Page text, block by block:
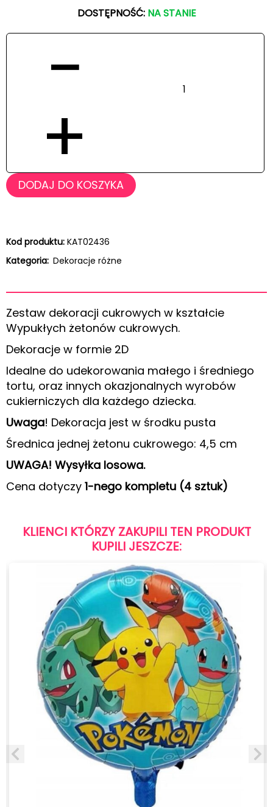
DOSTĘPNOŚĆ: NA STANIE
−
+
DODAJ DO KOSZYKA
Kod produktu: KAT02436
Kategoria: Dekoracje różne
Zestaw dekoracji cukrowych w kształcie
Wypukłych żetonów cukrowych.
Dekoracje w formie 2D
Idealne do udekorowania małego i średniego
tortu, oraz innych okazjonalnych wyrobów
cukierniczych dla każdego dziecka.
Uwaga! Dekoracja jest w środku pusta
Średnica jednej żetonu cukrowego: 4,5 cm
UWAGA! Wysyłka losowa.
Cena dotyczy 1-nego kompletu (4 sztuk)
KLIENCI KTÓRZY ZAKUPILI TEN PRODUKT
KUPILI JESZCZE: